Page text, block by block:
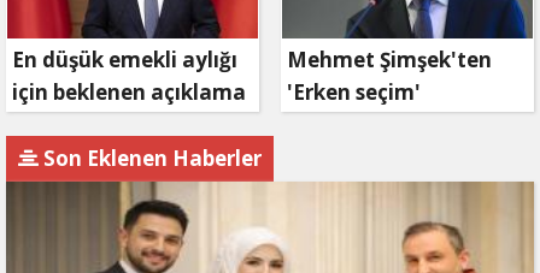
En düşük emekli aylığı
için beklenen açıklama
Mehmet Şimşek'ten
'Erken seçim'
Son Eklenen Haberler